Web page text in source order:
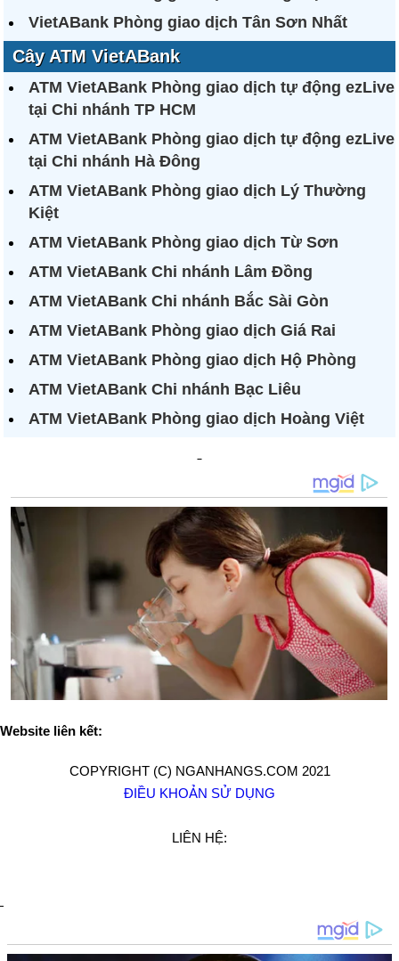
VietABank Phòng giao dịch Tân Sơn Nhất
Cây ATM VietABank
ATM VietABank Phòng giao dịch tự động ezLive
tại Chi nhánh TP HCM
ATM VietABank Phòng giao dịch tự động ezLive
tại Chi nhánh Hà Đông
ATM VietABank Phòng giao dịch Lý Thường
Kiệt
ATM VietABank Phòng giao dịch Từ Sơn
ATM VietABank Chi nhánh Lâm Đồng
ATM VietABank Chi nhánh Bắc Sài Gòn
ATM VietABank Phòng giao dịch Giá Rai
ATM VietABank Phòng giao dịch Hộ Phòng
ATM VietABank Chi nhánh Bạc Liêu
ATM VietABank Phòng giao dịch Hoàng Việt
Website liên kết:
COPYRIGHT (C) NGANHANGS.COM 2021
ĐIỀU KHOẢN SỬ DỤNG
LIÊN HỆ: